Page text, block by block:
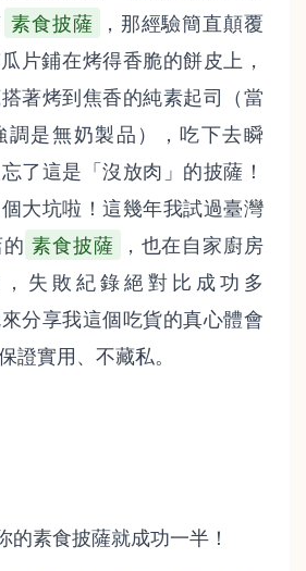
素食披薩
，那經驗簡直顛覆
鋪在烤得香脆的餅皮上，
著烤到焦香的純素起司（當
調是無奶製品），吃下去瞬
了這是「沒放肉」的披薩！
大坑啦！這幾年我試過臺灣
素食披薩
，也在自家廚房
失敗紀錄絕對比成功多
來分享我這個吃貨的真心體會
證實用、不藏私。
的素食披薩就成功一半！